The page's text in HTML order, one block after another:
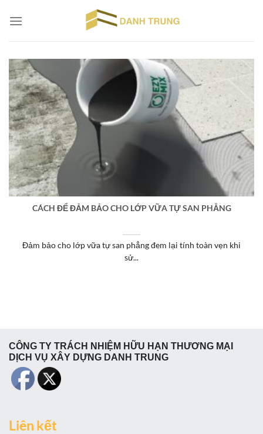
đến
CÁCH ĐỂ ĐẢM BẢO CHO LỚP VỮA TỰ SAN PHẲNG
Đảm bảo cho lớp vữa tự san phẳng đem lại tính toàn vẹn khi
sử...
CÔNG TY TRÁCH NHIỆM HỮU HẠN THƯƠNG MẠI
DỊCH VỤ XÂY DỰNG DANH TRUNG
Liên kết